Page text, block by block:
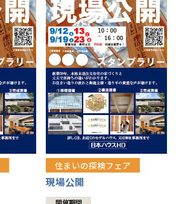
住まいの探検フェア
現場公開